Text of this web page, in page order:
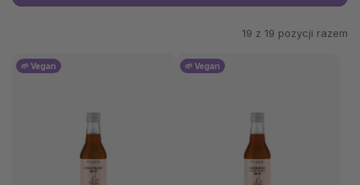
19 z 19 pozycji razem
🌱 Vegan 🌱 Vegan